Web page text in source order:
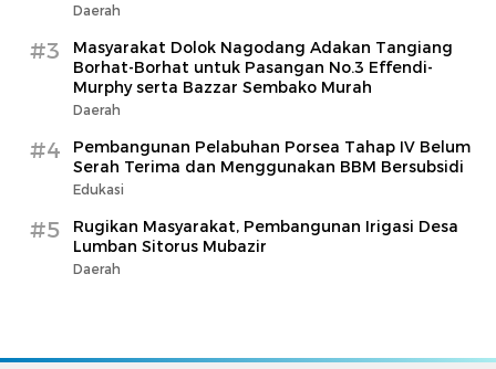
Daerah
#3
Masyarakat Dolok Nagodang Adakan Tangiang
Borhat-Borhat untuk Pasangan No.3 Effendi-
Murphy serta Bazzar Sembako Murah
Daerah
#4
Pembangunan Pelabuhan Porsea Tahap IV Belum
Serah Terima dan Menggunakan BBM Bersubsidi
Edukasi
#5
Rugikan Masyarakat, Pembangunan Irigasi Desa
Lumban Sitorus Mubazir
Daerah